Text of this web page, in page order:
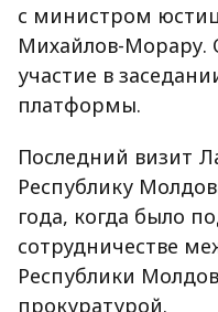
с министром
Михайлов-Морару.
участие в
платформы.
Последний визит
Республику
года, когда было
сотрудничестве
Республики
прокуратурой.